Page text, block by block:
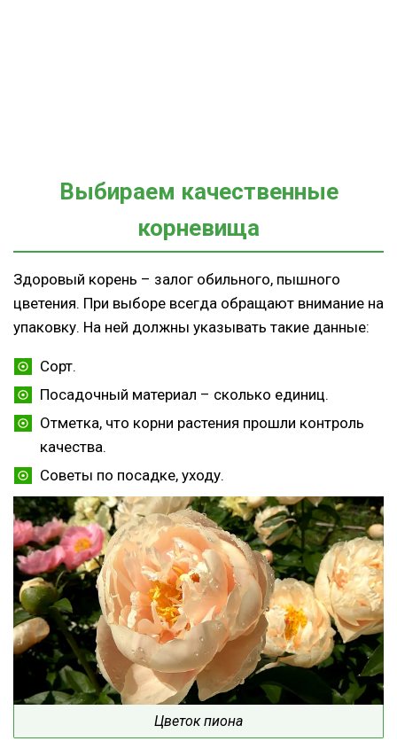
Выбираем качественные
корневища
Здоровый корень – залог обильного, пышного
цветения. При выборе всегда обращают внимание на
упаковку. На ней должны указывать такие данные:
Сорт.
Посадочный материал – сколько единиц.
Отметка, что корни растения прошли контроль
качества.
Советы по посадке, уходу.
Цветок пиона